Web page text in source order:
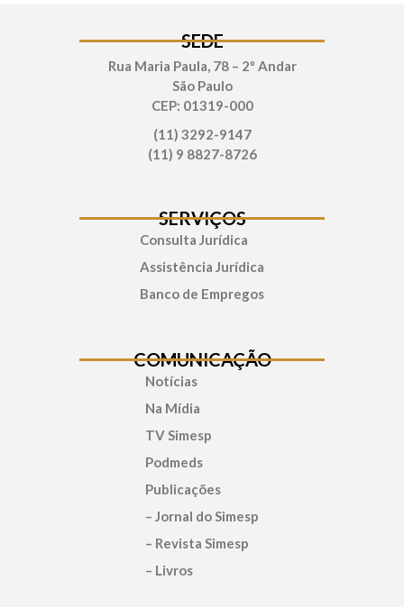
SEDE
Rua Maria Paula, 78 – 2º Andar
São Paulo
CEP: 01319-000
(11) 3292-9147
(11) 9 8827-8726
SERVIÇOS
Consulta Jurídica
Assistência Jurídica
Banco de Empregos
COMUNICAÇÃO
Notícias
Na Mídia
TV Simesp
Podmeds
Publicações
– Jornal do Simesp
– Revista Simesp
– Livros